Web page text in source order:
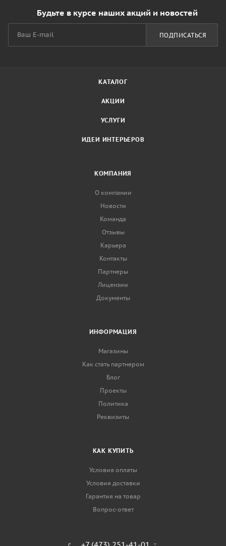
Будьте в курсе наших акций и новостей
ПОДПИСАТЬСЯ
КАТАЛОГ
АКЦИИ
УСЛУГИ
ИДЕИ ИНТЕРЬЕРОВ
КОМПАНИЯ
О компании
Новости
Команда
Отзывы
Карьера
Контакты
Партнеры
Лицензии
Документы
ИНФОРМАЦИЯ
Магазины
Как стать партнером
Блог
Проекты
Политика
Реквизиты
КАК КУПИТЬ
Условия оплаты
Условия доставки
Гарантия на товар
Вопрос-ответ